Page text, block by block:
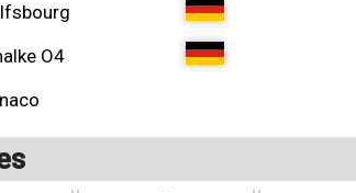
O4